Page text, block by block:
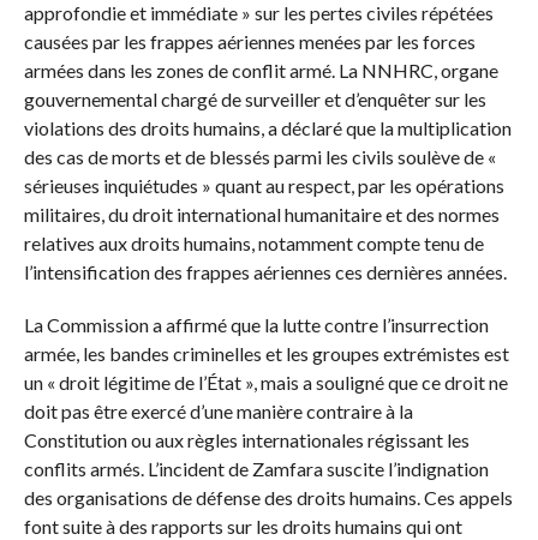
approfondie et immédiate » sur les pertes civiles répétées
causées par les frappes aériennes menées par les forces
armées dans les zones de conflit armé. La NNHRC, organe
gouvernemental chargé de surveiller et d’enquêter sur les
violations des droits humains, a déclaré que la multiplication
des cas de morts et de blessés parmi les civils soulève de «
sérieuses inquiétudes » quant au respect, par les opérations
militaires, du droit international humanitaire et des normes
relatives aux droits humains, notamment compte tenu de
l’intensification des frappes aériennes ces dernières années.
La Commission a affirmé que la lutte contre l’insurrection
armée, les bandes criminelles et les groupes extrémistes est
un « droit légitime de l’État », mais a souligné que ce droit ne
doit pas être exercé d’une manière contraire à la
Constitution ou aux règles internationales régissant les
conflits armés. L’incident de Zamfara suscite l’indignation
des organisations de défense des droits humains. Ces appels
font suite à des rapports sur les droits humains qui ont